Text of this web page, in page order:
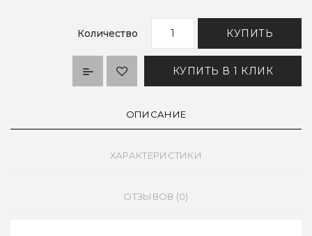
Количество КУПИТЬ
КУПИТЬ В 1 КЛИК
ОПИСАНИЕ
ХАРАКТЕРИСТИКИ
ОТЗЫВОВ (0)